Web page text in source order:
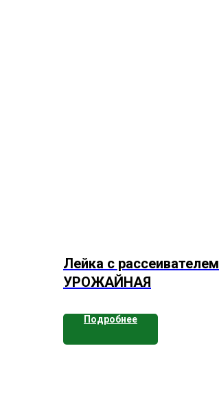
Лейка с рассеивателем
УРОЖАЙНАЯ
Подробнее